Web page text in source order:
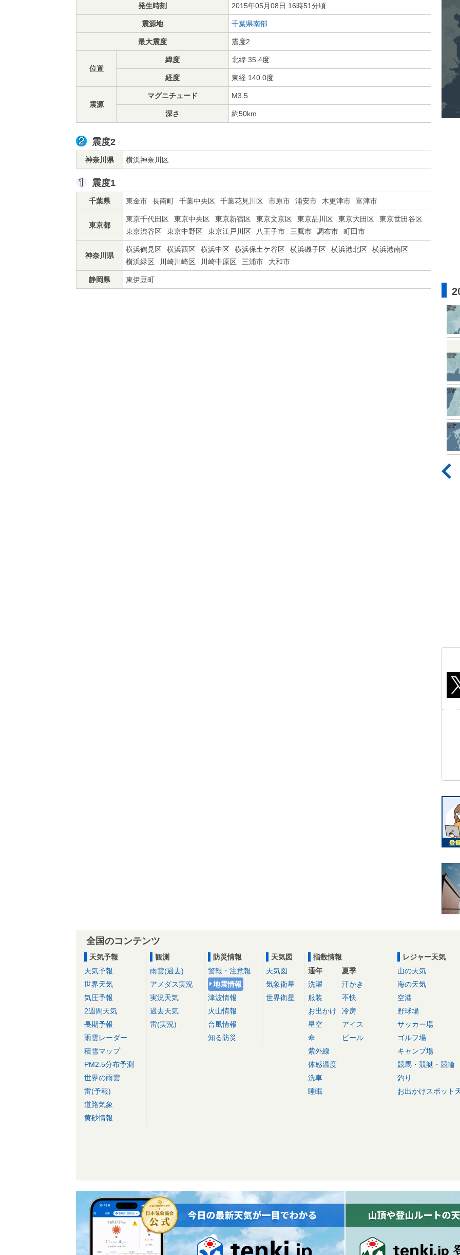
発生時刻 2015年05月08日 16時51分頃
震源地 千葉県南部
最大震度 震度2
位置
緯度 北緯 35.4度
経度 東経 140.0度
震源
マグニチュード M3.5
深さ 約50km
震度2
神奈川県 横浜神奈川区
震度1
千葉県 東金市 長南町 千葉中央区 千葉花見川区 市原市 浦安市 木更津市 富津市
東京都
東京千代田区 東京中央区 東京新宿区 東京文京区 東京品川区 東京大田区
東京世田谷区
東京渋谷区
東京中野区 東京江戸川区 八王子市 三鷹市 調布市 町田市
神奈川県
横浜鶴見区 横浜西区 横浜中区 横浜保土ケ谷区 横浜磯子区 横浜港北区
横浜港南区
横浜緑区
川崎川崎区 川崎中原区 三浦市 大和市
静岡県 東伊豆町
全国のコンテンツ
天気予報
天気予報
世界天気
気圧予報
2週間天気
長期予報
雨雲レーダー
積雪マップ
PM2.5分布予測
世界の雨雲
雷(予報)
道路気象
黄砂情報
観測
雨雲(過去)
アメダス実況
実況天気
過去天気
雷(実況)
防災情報
警報・注意報
地震情報
津波情報
火山情報
台風情報
知る防災
天気図
天気図
気象衛星
世界衛星
指数情報
通年
洗濯
服装
お出かけ
星空
傘
紫外線
体感温度
洗車
睡眠
夏季
汗かき
不快
冷房
アイス
ビール
レジャー天気
山の天気
海の天気
空港
野球場
サッカー場
ゴルフ場
キャンプ場
競馬・競艇・競輪
釣り
お出かけスポット